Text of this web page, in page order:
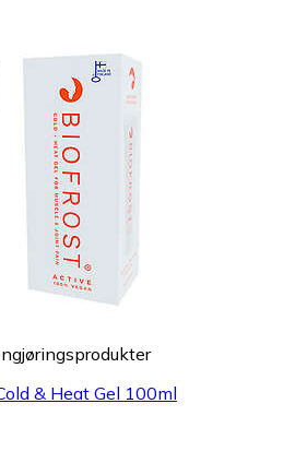
& Heat Gel 100ml